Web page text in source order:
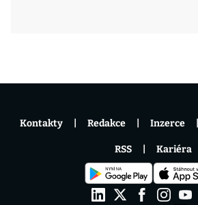
Kontakty Redakce Inzerce
RSS Kariéra